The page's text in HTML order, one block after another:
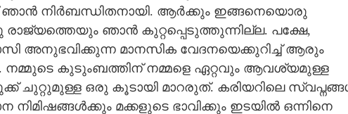
ഞാൻ നിർബന്ധിതനായി. ആർക്കും ഇങ്ങനെയൊരു
ഞാൻ കുറ്റപ്പെടുത്തുന്നില്ല. പക്ഷേ,
അനുഭവിക്കുന്ന മാനസിക വേദനയെക്കുറിച്ച് ആരും
നമ്മുടെ കുടുംബത്തിന് നമ്മളെ ഏറ്റവും ആവശ്യമുള്ള
ചുറ്റുമുള്ള ഒരു കൂടായി മാറരുത്. കരിയറിലെ
മക്കളുടെ ഭാവിക്കും ഇടയിൽ ഒന്നിനെ